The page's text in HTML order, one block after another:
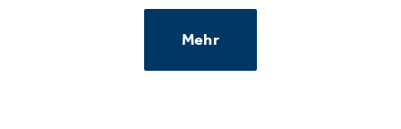
Mehr